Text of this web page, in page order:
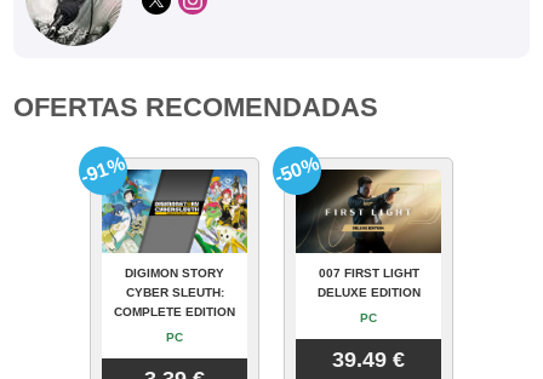
OFERTAS RECOMENDADAS
DIGIMON STORY
CYBER SLEUTH:
COMPLETE EDITION
PC
-91%
007 FIRST LIGHT
DELUXE EDITION
PC
39.49 €
-50%